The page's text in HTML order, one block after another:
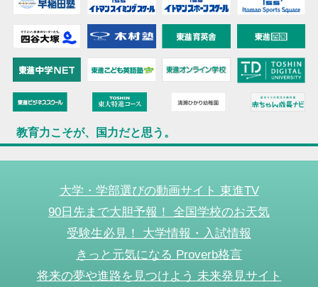
教育力こそが、国力だと思う。
大学・学部選びの動画サイト 東進TV
90日先まで大胆予報！ 全国学校のお天気
受験生必見！ 大学情報・入試情報
きっと元気になる Proverb格言
将来の夢や進路を見つけよう 未来発見サイト